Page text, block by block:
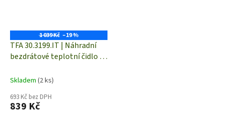
1 039 Kč –19 %
TFA 30.3199.IT | Náhradní
bezdrátové teplotní čidlo k
30.3053.IT
Skladem (2 ks)
693 Kč bez DPH
839 Kč